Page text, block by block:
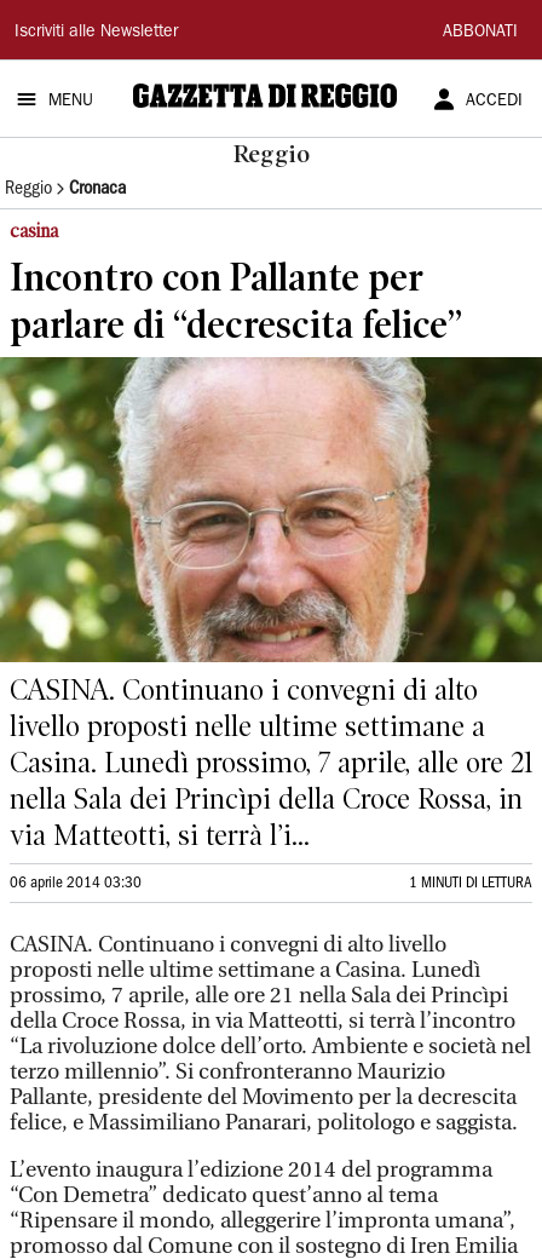
Gazzetta
di
Reggio
Iscriviti alle Newsletter ABBONATI
MENU ACCEDI
Reggio
Reggio Cronaca
casina
Incontro con Pallante per
parlare di “decrescita felice”
CASINA. Continuano i convegni di alto
livello proposti nelle ultime settimane a
Casina. Lunedì prossimo, 7 aprile, alle ore 21
nella Sala dei Princìpi della Croce Rossa, in
via Matteotti, si terrà l’i...
06 aprile 2014 03:30 1 MINUTI DI LETTURA
CASINA. Continuano i convegni di alto livello
proposti nelle ultime settimane a Casina. Lunedì
prossimo, 7 aprile, alle ore 21 nella Sala dei Princìpi
della Croce Rossa, in via Matteotti, si terrà l’incontro
“La rivoluzione dolce dell’orto. Ambiente e società nel
terzo millennio”. Si confronteranno Maurizio
Pallante, presidente del Movimento per la decrescita
felice, e Massimiliano Panarari, politologo e saggista.
L’evento inaugura l’edizione 2014 del programma
“Con Demetra” dedicato quest’anno al tema
“Ripensare il mondo, alleggerire l’impronta umana”,
promosso dal Comune con il sostegno di Iren Emilia